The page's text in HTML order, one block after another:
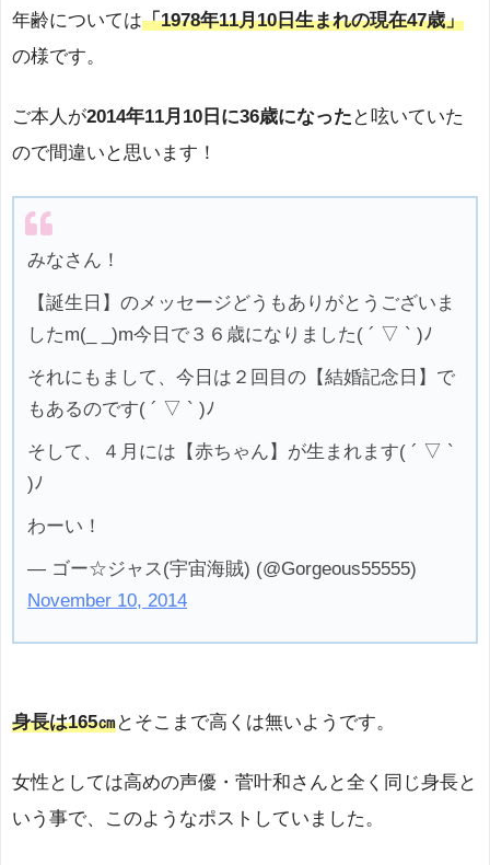
年齢については「1978年11月10日生まれの現在47歳」
の様です。
ご本人が2014年11月10日に36歳になった と呟いていた
ので間違いと思います！
みなさん！
【誕生日】のメッセージどうもありがとうございま
したm(_ _)m今日で３６歳になりました( ´ ▽ ` )ﾉ
それにもまして、今日は２回目の【結婚記念日】で
もあるのです( ´ ▽ ` )ﾉ
そして、４月には【赤ちゃん】が生まれます( ´ ▽ `
)ﾉ
わーい！
— ゴー☆ジャス(宇宙海賊) (@Gorgeous55555)
November 10, 2014
身長は165㎝とそこまで高くは無いようです。
女性としては高めの声優・菅叶和さんと全く同じ身長と
いう事で、このようなポストしていました。